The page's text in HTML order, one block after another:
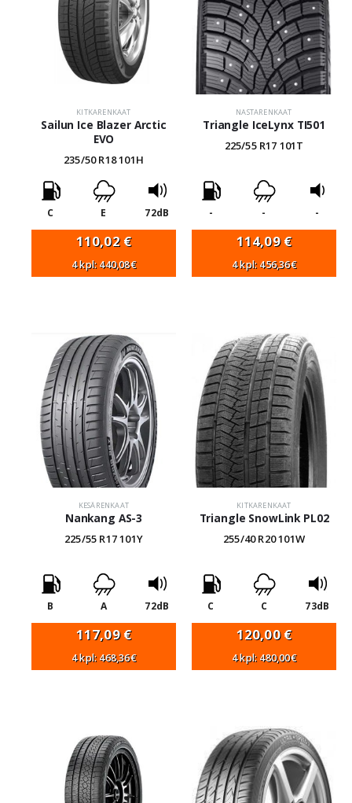
KITKARENKAAT
Sailun Ice Blazer Arctic
EVO
235/50 R18 101H
C E 72dB
110,02 €
4 kpl: 440,08€
NASTARENKAAT
Triangle IceLynx TI501
225/55 R17 101T
- - -
114,09€
4 kpl: 456,36€
KESÄRENKAAT
Nankang AS-3
225/55 R17 101Y
B A 72dB
117,09€
4 kpl: 468,36€
KITKARENKAAT
Triangle SnowLink PL02
255/40 R20 101W
C C 73dB
120,00€
4 kpl: 480,00€